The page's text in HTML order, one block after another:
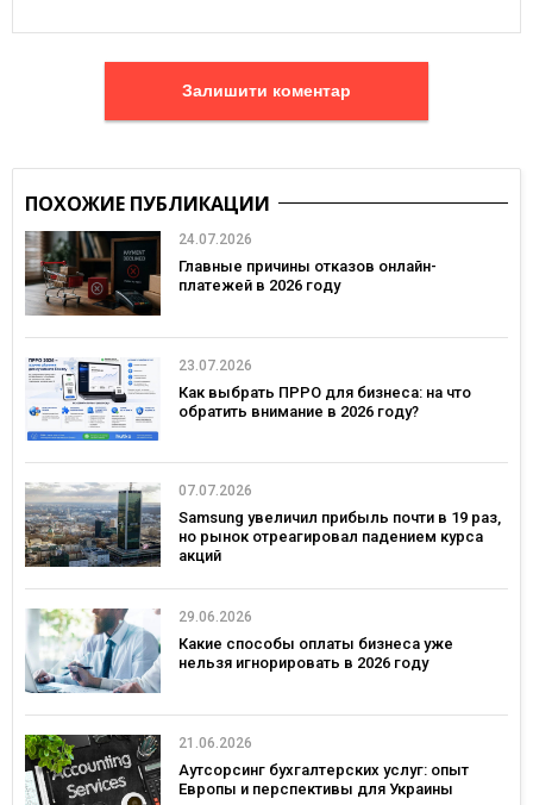
Залишити коментар
ПОХОЖИЕ ПУБЛИКАЦИИ
24.07.2026
Главные причины отказов онлайн-
платежей в 2026 году
23.07.2026
Как выбрать ПРРО для бизнеса: на что
обратить внимание в 2026 году?
07.07.2026
Samsung увеличил прибыль почти в 19 раз,
но рынок отреагировал падением курса
акций
29.06.2026
Какие способы оплаты бизнеса уже
нельзя игнорировать в 2026 году
21.06.2026
Аутсорсинг бухгалтерских услуг: опыт
Европы и перспективы для Украины